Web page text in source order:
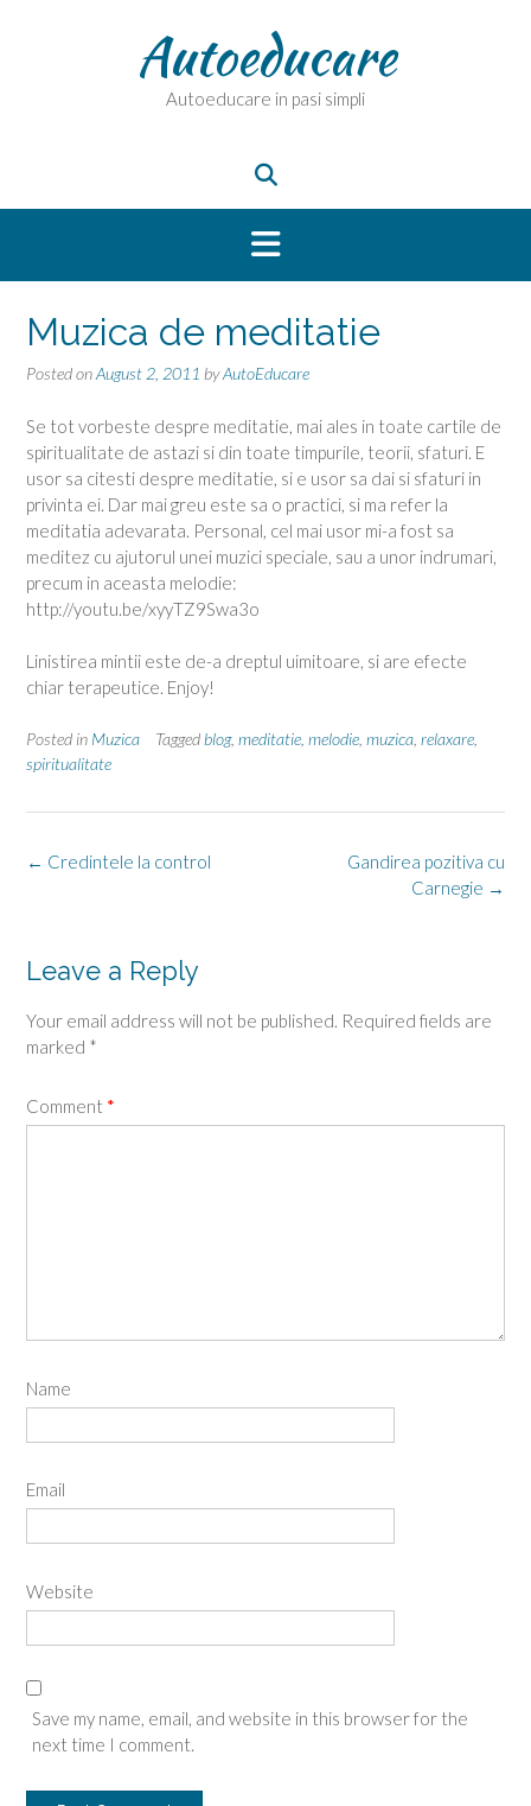
Autoeducare
Autoeducare in pasi simpli
Muzica de meditatie
Posted onAugust 2, 2011 byAutoEducare
Se tot vorbeste despre meditatie, mai ales in toate cartile de
spiritualitate de astazi si din toate timpurile, teorii, sfaturi. E
usor sa citesti despre meditatie, si e usor sa dai si sfaturi in
privinta ei. Dar mai greu este sa o practici, si ma refer la
meditatia adevarata. Personal, cel mai usor mi-a fost sa
meditez cu ajutorul unei muzici speciale, sau a unor indrumari,
precum in aceasta melodie:
http://youtu.be/xyyTZ9Swa3o
Linistirea mintii este de-a dreptul uimitoare, si are efecte
chiar terapeutice. Enjoy!
Posted in Muzica Tagged blog, meditatie melodie muzica relaxare
spiritualitate
Post
Gandirea pozitiva cu
Carnegie →
← Credintele la control
Leave a Reply
Your email address will not be published. Required fields are
marked *
Comment *
Name
Email
Website
Save my name, email, and website in this browser for the
next time I comment.